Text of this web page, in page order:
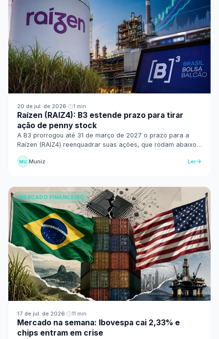
20 de jul. de 2026· 1 min
Raízen (RAIZ4): B3 estende prazo para tirar
ação de penny stock
A B3 prorrogou até 31 de março de 2027 o prazo para a
Raízen (RAIZ4) reenquadrar suas ações, que rodam abaixo
de R$ 1 desde dezembro. Entenda o caso.
MU Muniz Ler
MERCADO FINANCEIRO
17 de jul. de 2026· 11 min
Mercado na semana: Ibovespa cai 2,33% e
chips entram em crise